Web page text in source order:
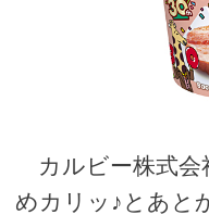
カルビー株式会
めカリッ♪とあと